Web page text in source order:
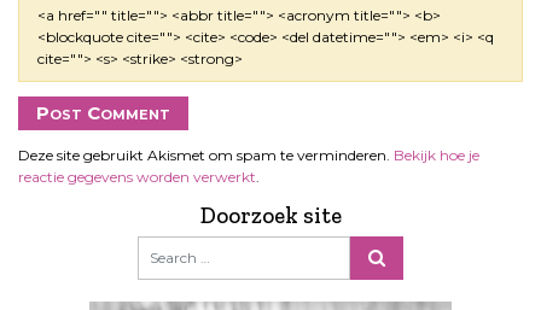
<a href="" title=""> <abbr title=""> <acronym title=""> <b>
<blockquote cite=""> <cite> <code> <del datetime=""> <em> <i> <q
cite=""> <s> <strike> <strong>
Deze site gebruikt Akismet om spam te verminderen. Bekijk hoe je
reactie gegevens worden verwerkt
Doorzoek site